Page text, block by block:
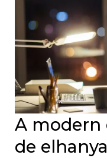
A modern
de